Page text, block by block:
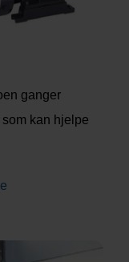
ganger
kan hjelpe